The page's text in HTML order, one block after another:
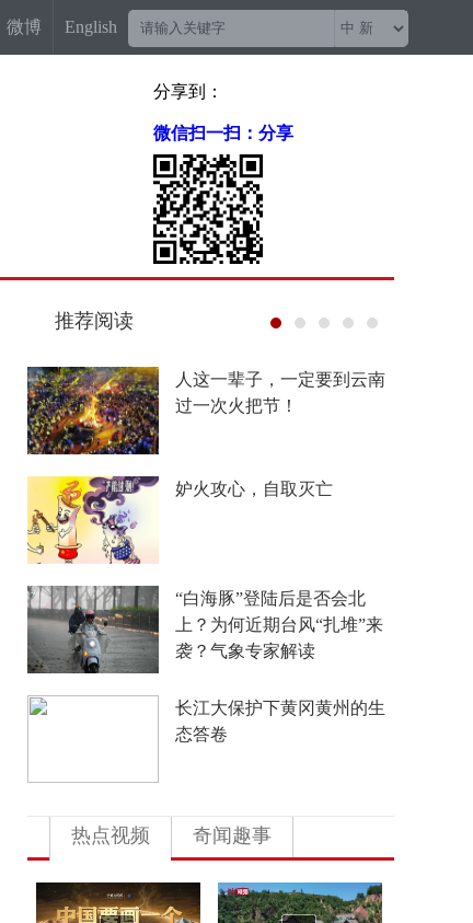
微博 English
分享到：
微信扫一扫：分享
推荐阅读
菲尔兹奖“0”的突破背后，
有他一份功劳
“梅姨案”被拐儿童父亲申军
China Travel又换“三件套”：
外国游客从观众变玩家
4年要让无人机增产80倍，
日本为何急不可耐？
热点视频 奇闻趣事